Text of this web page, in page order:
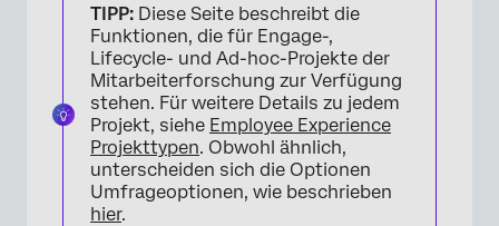
TIPP: Diese Seite beschreibt die
Funktionen, die für Engage-,
Lifecycle- und Ad-hoc-Projekte der
Mitarbeiterforschung zur Verfügung
stehen. Für weitere Details zu jedem
Projekt, siehe Employee Experience
Projekttypen. Obwohl ähnlich,
unterscheiden sich die Optionen
Umfrageoptionen, wie beschrieben
hier.